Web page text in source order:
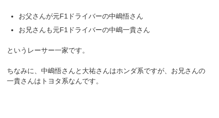
お父さんが元F1ドライバーの中嶋悟さん
お兄さんも元F1ドライバーの中嶋一貴さん
というレーサー一家です。
ちなみに、中嶋悟さんと大祐さんはホンダ系ですが、お兄さんの
一貴さんはトヨタ系なんです。